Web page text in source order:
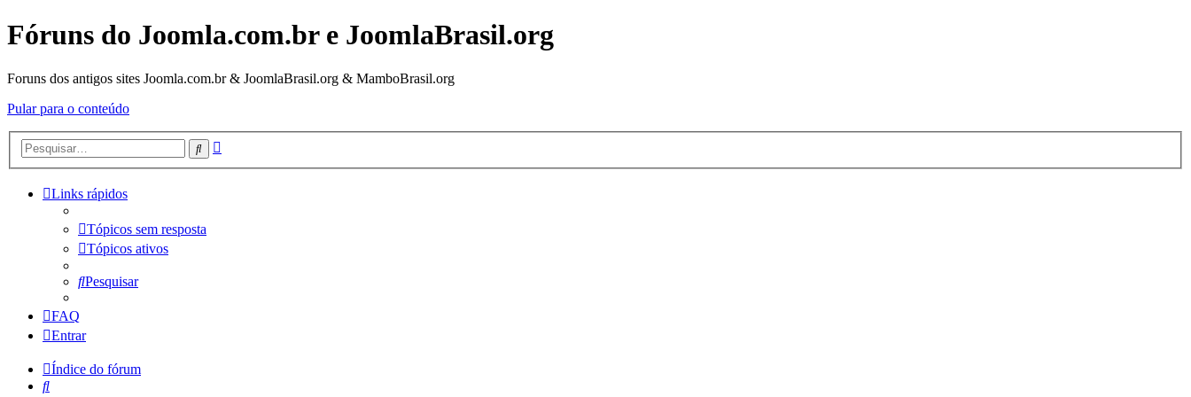
Fóruns do Joomla.com.br e JoomlaBrasil.org
Foruns dos antigos sites Joomla.com.br & JoomlaBrasil.org & MamboBrasil.org
Pular para o conteúdo
Pesquisar
Links rápidos
Tópicos sem resposta
Tópicos ativos
Pesquisar
FAQ
Entrar
Índice do fórum
Pesquisar